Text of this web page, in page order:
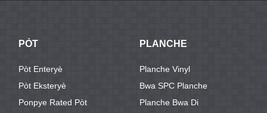
PÒT
Pòt Enteryè
Pòt Eksteryè
Ponpye Rated Pòt
PLANCHE
Planche Vinyl
Bwa SPC Planche
Planche Bwa Di